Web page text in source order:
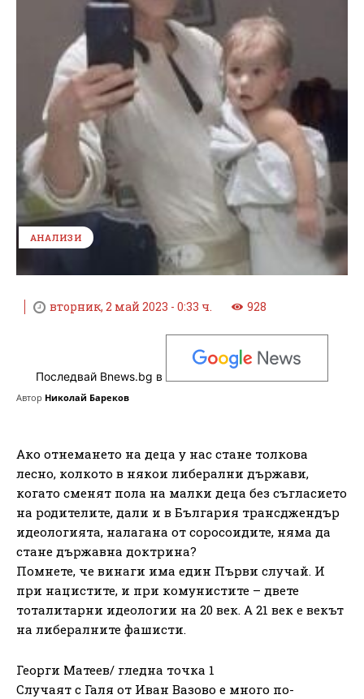
АНАЛИЗИ
вторник, 2 май 2023 - 0:33 ч. 928
Последвай Bnews.bg в
Автор Николай Бареков
Ако отнемането на деца у нас стане толкова
лесно, колкото в някои либерални държави,
когато сменят пола на малки деца без съгласието
на родителите, дали и в България трансджендър
идеологията, налагана от соросоидите, няма да
стане държавна доктрина?
Помнете, че винаги има един Първи случай. И
при нацистите, и при комунистите – двете
тоталитарни идеологии на 20 век. А 21 век е векът
на либералните фашисти.
Георги Матеев/ гледна точка 1
Случаят с Галя от Иван Вазово е много по-